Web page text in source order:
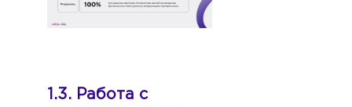
1.3. Работа с